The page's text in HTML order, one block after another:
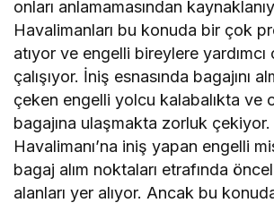
onları anlamamasından
Havalimanları bu konuda bir çok
atıyor ve engelli bireylere yardımcı
çalışıyor. İniş esnasında bagajını
çeken engelli yolcu kalabalıkta ve
bagajına ulaşmakta zorluk
Havalimanı’na iniş yapan engelli
bagaj alım noktaları etrafında
alanları yer alıyor. Ancak bu